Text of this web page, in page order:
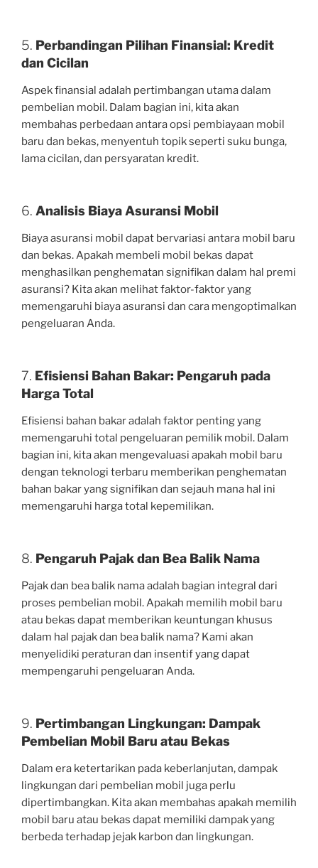
5. Perbandingan Pilihan Finansial: Kredit
dan Cicilan
Aspek finansial adalah pertimbangan utama dalam
pembelian mobil. Dalam bagian ini, kita akan
membahas perbedaan antara opsi pembiayaan mobil
baru dan bekas, menyentuh topik seperti suku bunga,
lama cicilan, dan persyaratan kredit.
6. Analisis Biaya Asuransi Mobil
Biaya asuransi mobil dapat bervariasi antara mobil baru
dan bekas. Apakah membeli mobil bekas dapat
menghasilkan penghematan signifikan dalam hal premi
asuransi? Kita akan melihat faktor-faktor yang
memengaruhi biaya asuransi dan cara mengoptimalkan
pengeluaran Anda.
7. Efisiensi Bahan Bakar: Pengaruh pada
Harga Total
Efisiensi bahan bakar adalah faktor penting yang
memengaruhi total pengeluaran pemilik mobil. Dalam
bagian ini, kita akan mengevaluasi apakah mobil baru
dengan teknologi terbaru memberikan penghematan
bahan bakar yang signifikan dan sejauh mana hal ini
memengaruhi harga total kepemilikan.
8. Pengaruh Pajak dan Bea Balik Nama
Pajak dan bea balik nama adalah bagian integral dari
proses pembelian mobil. Apakah memilih mobil baru
atau bekas dapat memberikan keuntungan khusus
dalam hal pajak dan bea balik nama? Kami akan
menyelidiki peraturan dan insentif yang dapat
mempengaruhi pengeluaran Anda.
9. Pertimbangan Lingkungan: Dampak
Pembelian Mobil Baru atau Bekas
Dalam era ketertarikan pada keberlanjutan, dampak
lingkungan dari pembelian mobil juga perlu
dipertimbangkan. Kita akan membahas apakah memilih
mobil baru atau bekas dapat memiliki dampak yang
berbeda terhadap jejak karbon dan lingkungan.